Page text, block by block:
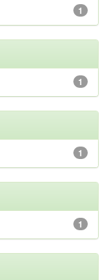
1
1
1
1